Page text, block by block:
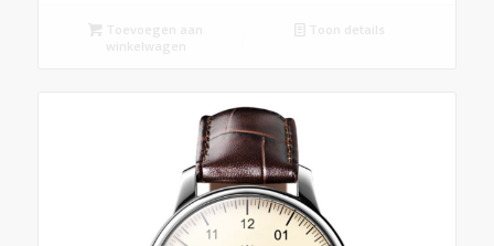
Toevoegen aan
winkelwagen
Toon details